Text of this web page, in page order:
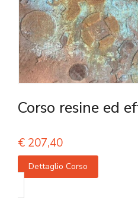
Corso resine ed
€ 207,40
Dettaglio Corso